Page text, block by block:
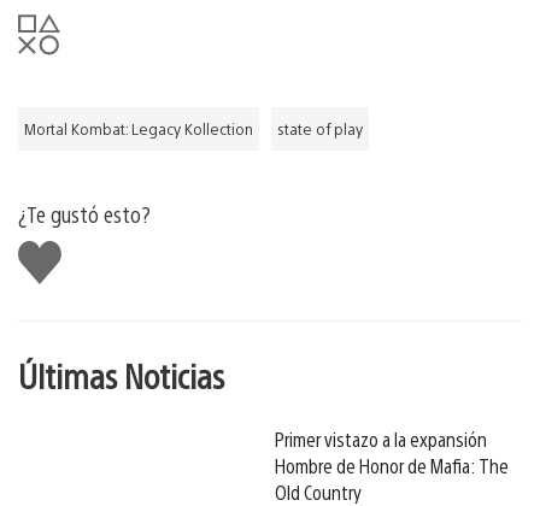
Mortal Kombat: Legacy Kollection state of play
¿Te gustó esto?
Me
gusta
Últimas Noticias
Primer vistazo a la expansión
Hombre de Honor de Mafia: The
Old Country